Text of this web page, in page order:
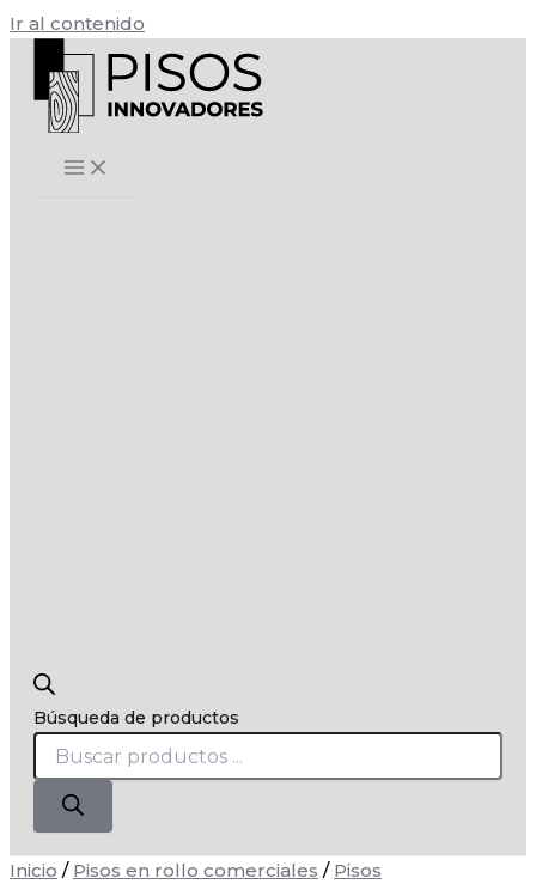
Ir al contenido
Búsqueda de productos
Inicio / Pisos en rollo comerciales / Pisos